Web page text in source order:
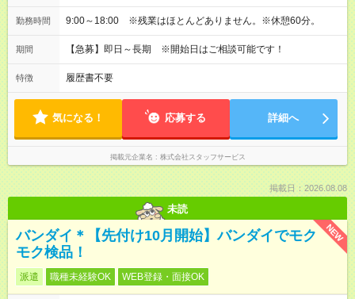
勤務時間 9:00～18:00 ※残業はほとんどありません。※休憩60分。
期間 【急募】即日～長期 ※開始日はご相談可能です！
特徴 履歴書不要
気になる！ 応募する 詳細へ
掲載元企業名 株式会社スタッフサービス
掲載日：2026.08.08
未読
NEW
バンダイ＊【先付け10月開始】バンダイでモク
モク検品！
派遣 職種未経験OK WEB登録・面接OK